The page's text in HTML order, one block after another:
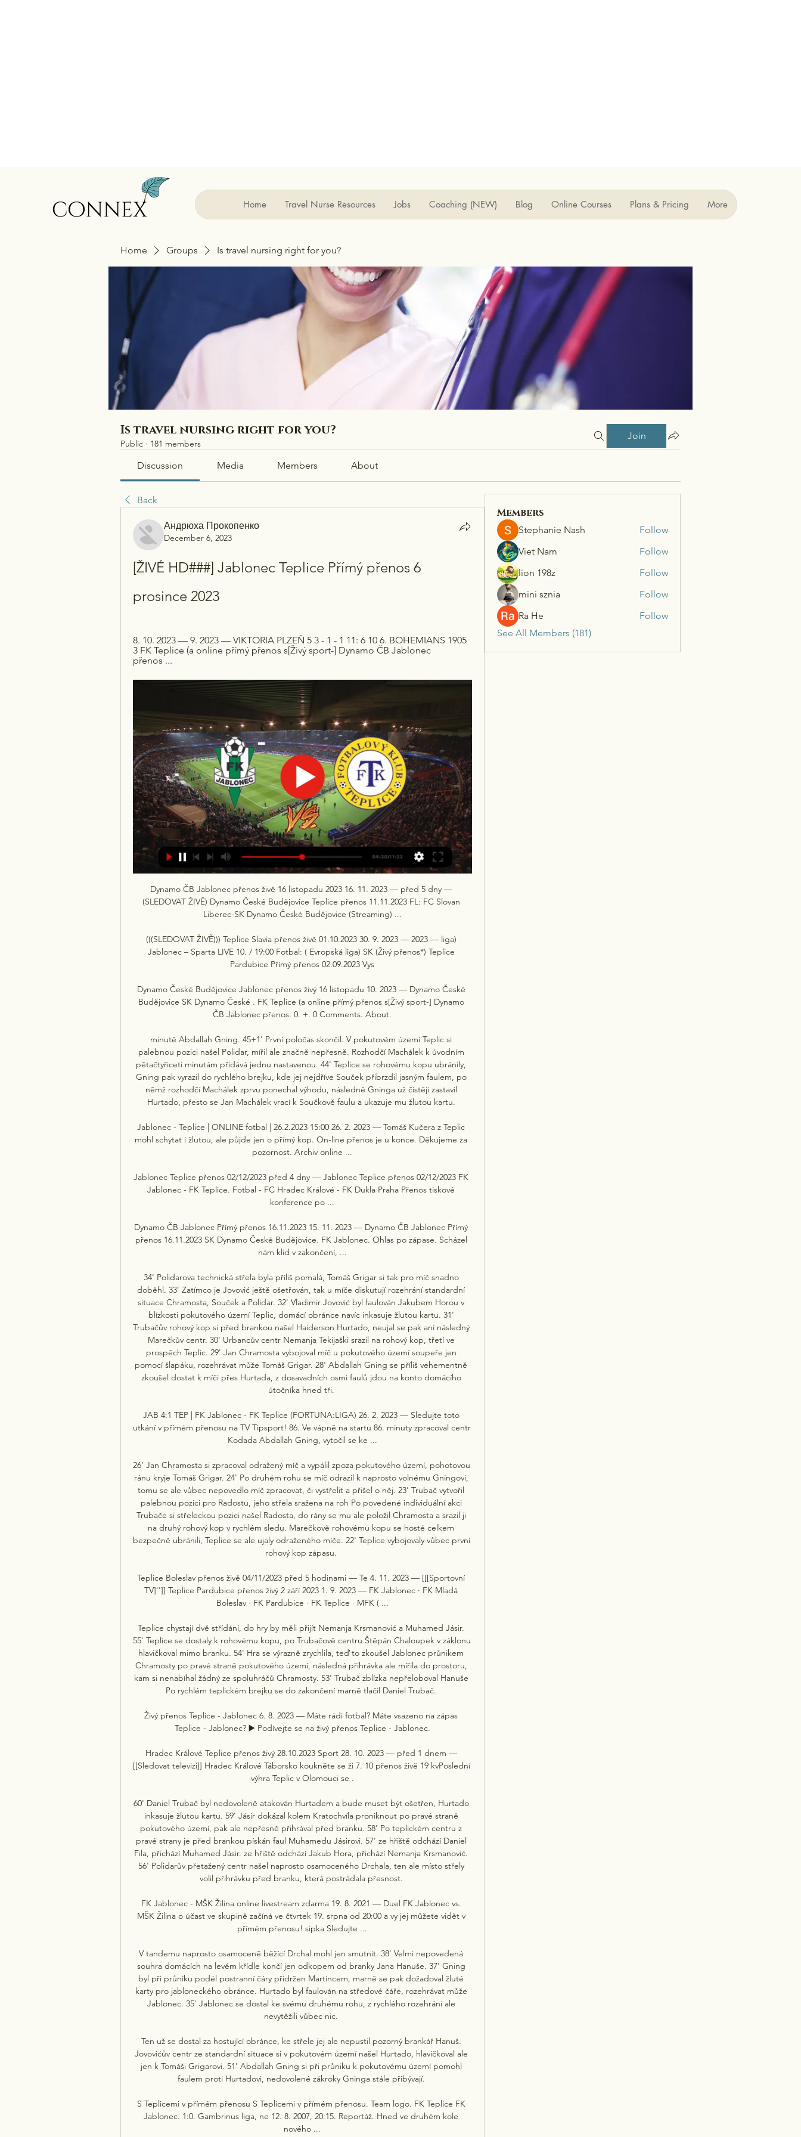
Home Travel Nurse Resources Jobs Coaching (NEW) Blog Online Courses Plans & Pricing More
Home Groups Is travel nursing right for you?
Is travel nursing right for you?
Public · 181 members
Join
Discussion Media Members About
Back
Андрюха Прокопенко
December 6, 2023
[ŽIVÉ HD###] Jablonec Teplice Přímý přenos 6
prosince 2023
8. 10. 2023 — 9. 2023 — VIKTORIA PLZEŇ 5 3 - 1 - 1 11: 6 10 6. BOHEMIANS 1905
3 FK Teplice (a online přímý přenos s[Živý sport-] Dynamo ČB Jablonec
přenos ...
Dynamo ČB Jablonec přenos živě 16 listopadu 2023 16. 11. 2023 — před 5 dny —
(SLEDOVAT ŽIVĚ) Dynamo České Budějovice Teplice přenos 11.11.2023 FL: FC Slovan
Liberec-SK Dynamo České Budějovice (Streaming) ...
(((SLEDOVAT ŽIVĚ))) Teplice Slavia přenos živě 01.10.2023 30. 9. 2023 — 2023 — liga)
Jablonec – Sparta LIVE 10. / 19:00 Fotbal: ( Evropská liga) SK (Živý přenos*) Teplice
Pardubice Přímý přenos 02.09.2023 Vys
Dynamo České Budějovice Jablonec přenos živý 16 listopadu 10. 2023 — Dynamo České
Budějovice SK Dynamo České . FK Teplice (a online přímý přenos s[Živý sport-] Dynamo
ČB Jablonec přenos. 0. +. 0 Comments. About.
minutě Abdallah Gning. 45+1' První poločas skončil. V pokutovém území Teplic si
palebnou pozici našel Polidar, mířil ale značně nepřesně. Rozhodčí Machálek k úvodním
pětačtyřiceti minutám přidává jednu nastavenou. 44' Teplice se rohovému kopu ubránily,
Gning pak vyrazil do rychlého brejku, kde jej nejdříve Souček přibrzdil jasným faulem, po
němž rozhodčí Machálek zprvu ponechal výhodu, následně Gninga už čistěji zastavil
Hurtado, přesto se Jan Machálek vrací k Součkově faulu a ukazuje mu žlutou kartu.
Jablonec - Teplice | ONLINE fotbal | 26.2.2023 15:00 26. 2. 2023 — Tomáš Kučera z Teplic
mohl schytat i žlutou, ale půjde jen o přímý kop. On-line přenos je u konce. Děkujeme za
pozornost. Archiv online ...
Jablonec Teplice přenos 02/12/2023 před 4 dny — Jablonec Teplice přenos 02/12/2023 FK
Jablonec - FK Teplice. Fotbal - FC Hradec Králové - FK Dukla Praha Přenos tiskové
konference po ...
Dynamo ČB Jablonec Přímý přenos 16.11.2023 15. 11. 2023 — Dynamo ČB Jablonec Přímý
přenos 16.11.2023 SK Dynamo České Budějovice. FK Jablonec. Ohlas po zápase. Scházel
nám klid v zakončení, ...
34' Polidarova technická střela byla příliš pomalá, Tomáš Grigar si tak pro míč snadno
doběhl. 33' Zatímco je Jovović ještě ošetřován, tak u míče diskutují rozehrání standardní
situace Chramosta, Souček a Polidar. 32' Vladimir Jovović byl faulován Jakubem Horou v
blízkosti pokutového území Teplic, domácí obránce navíc inkasuje žlutou kartu. 31'
Trubačův rohový kop si před brankou našel Haiderson Hurtado, neujal se pak ani následný
Marečkův centr. 30' Urbancův centr Nemanja Tekijaški srazil na rohový kop, třetí ve
prospěch Teplic. 29' Jan Chramosta vybojoval míč u pokutového území soupeře jen
pomocí šlapáku, rozehrávat může Tomáš Grigar. 28' Abdallah Gning se příliš vehementně
zkoušel dostat k míči přes Hurtada, z dosavadních osmi faulů jdou na konto domácího
útočníka hned tři.
JAB 4:1 TEP | FK Jablonec - FK Teplice (FORTUNA:LIGA) 26. 2. 2023 — Sledujte toto
utkání v přímém přenosu na TV Tipsport! 86. Ve vápně na startu 86. minuty zpracoval centr
Kodada Abdallah Gning, vytočil se ke ...
26' Jan Chramosta si zpracoval odražený míč a vypálil zpoza pokutového území, pohotovou
ránu kryje Tomáš Grigar. 24' Po druhém rohu se míč odrazil k naprosto volnému Gningovi,
tomu se ale vůbec nepovedlo míč zpracovat, či vystřelit a přišel o něj. 23' Trubač vytvořil
palebnou pozici pro Radostu, jeho střela sražena na roh Po povedené individuální akci
Trubače si střeleckou pozici našel Radosta, do rány se mu ale položil Chramosta a srazil ji
na druhý rohový kop v rychlém sledu. Marečkově rohovému kopu se hosté celkem
bezpečně ubránili, Teplice se ale ujaly odraženého míče. 22' Teplice vybojovaly vůbec první
rohový kop zápasu.
Teplice Boleslav přenos živě 04/11/2023 před 5 hodinami — Te 4. 11. 2023 — [[[Sportovní
TV]'']] Teplice Pardubice přenos živý 2 září 2023 1. 9. 2023 — FK Jablonec · FK Mladá
Boleslav · FK Pardubice · FK Teplice · MFK ( ...
Teplice chystají dvě střídání, do hry by měli přijít Nemanja Krsmanović a Muhamed Jásir.
55' Teplice se dostaly k rohovému kopu, po Trubačově centru Štěpán Chaloupek v záklonu
hlavičkoval mimo branku. 54' Hra se výrazně zrychlila, teď to zkoušel Jablonec průnikem
Chramosty po pravé straně pokutového území, následná přihrávka ale mířila do prostoru,
kam si nenabíhal žádný ze spoluhráčů Chramosty. 53' Trubač zblízka nepřeloboval Hanuše
Po rychlém teplickém brejku se do zakončení marně tlačil Daniel Trubač.
Živý přenos Teplice - Jablonec 6. 8. 2023 — Máte rádi fotbal? Máte vsazeno na zápas
Teplice - Jablonec? ▶️ Podívejte se na živý přenos Teplice - Jablonec.
Hradec Králové Teplice přenos živý 28.10.2023 Sport 28. 10. 2023 — před 1 dnem —
[[Sledovat televizi]] Hradec Králové Táborsko koukněte se ži 7. 10 přenos živě 19 kvPoslední
výhra Teplic v Olomouci se .
60' Daniel Trubač byl nedovoleně atakován Hurtadem a bude muset být ošetřen, Hurtado
inkasuje žlutou kartu. 59' Jásir dokázal kolem Kratochvíla proniknout po pravé straně
pokutového území, pak ale nepřesně přihrával před branku. 58' Po teplickém centru z
pravé strany je před brankou pískán faul Muhamedu Jásirovi. 57' ze hřiště odchází Daniel
Fila, přichází Muhamed Jásir. ze hřiště odchází Jakub Hora, přichází Nemanja Krsmanović.
56' Polidarův přetažený centr našel naprosto osamoceného Drchala, ten ale místo střely
volil přihrávku před branku, která postrádala přesnost.
FK Jablonec - MŠK Žilina online livestream zdarma 19. 8. 2021 — Duel FK Jablonec vs.
MŠK Žilina o účast ve skupině začíná ve čtvrtek 19. srpna od 20:00 a vy jej můžete vidět v
přímém přenosu! sipka Sledujte ...
V tandemu naprosto osamoceně běžící Drchal mohl jen smutnit. 38' Velmi nepovedená
souhra domácích na levém křídle končí jen odkopem od branky Jana Hanuše. 37' Gning
byl při průniku podél postranní čáry přidržen Martincem, marně se pak dožadoval žluté
karty pro jabloneckého obránce. Hurtado byl faulován na středové čáře, rozehrávat může
Jablonec. 35' Jablonec se dostal ke svému druhému rohu, z rychlého rozehrání ale
nevytěžili vůbec nic.
Ten už se dostal za hostující obránce, ke střele jej ale nepustil pozorný brankář Hanuš.
Jovovićův centr ze standardní situace si v pokutovém území našel Hurtado, hlavičkoval ale
jen k Tomáši Grigarovi. 51' Abdallah Gning si při průniku k pokutovému území pomohl
faulem proti Hurtadovi, nedovolené zákroky Gninga stále přibývají.
S Teplicemi v přímém přenosu S Teplicemi v přímém přenosu. Team logo. FK Teplice FK
Jablonec. 1:0. Gambrinus liga, ne 12. 8. 2007, 20:15. Reportáž. Hned ve druhém kole
nového ...
Members
Stephanie Nash
Follow
Viet Nam
Follow
lion 198z
Follow
mini sznia
Follow
Ra He
Follow
See All Members (181)